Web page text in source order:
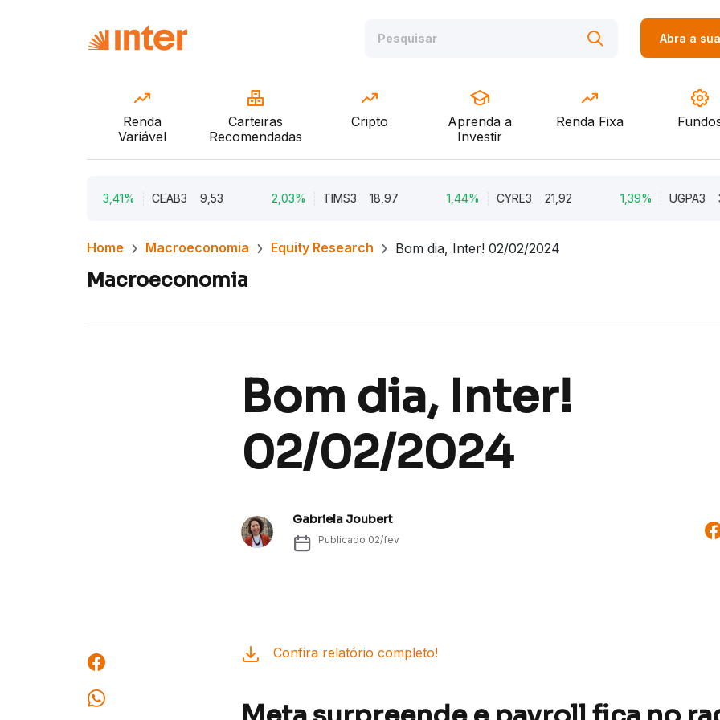
Abra a
Renda
Variável
Carteiras
Recomendadas
Cripto
Aprenda a
Investir
Renda Fixa
3,41% CEAB3 9,53 2,03% TIMS3 18,97 1,44% CYRE3 21,92 1,39% UGPA3
Home Macroeconomia Equity Research Bom dia, Inter! 02/02/2024
Macroeconomia
Bom dia, Inter!
02/02/2024
Gabriela Joubert
Publicado 02/fev
Confira relatório completo!